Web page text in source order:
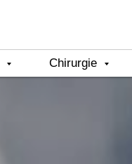
Chirurgie